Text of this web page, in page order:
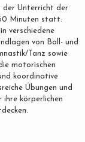
der Unterricht der
Minuten statt.
verschiedene
von Ball- und
Tanz sowie
motorischen
koordinative
Übungen und
ihre körperlichen